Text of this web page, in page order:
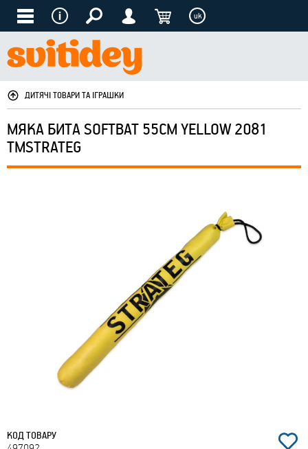
uk
ДИТЯЧІ ТОВАРИ ТА ІГРАШКИ
МЯКА БИТА SOFTBAT 55СМ YELLOW 2081
ТМSTRATEG
КОД ТОВАРУ